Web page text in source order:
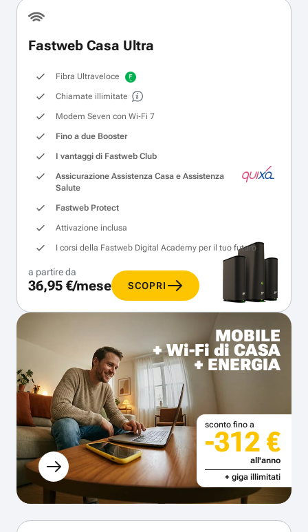
Fastweb Casa Ultra
Fibra Ultraveloce
Chiamate illimitate
Modem Seven con Wi‑Fi 7
Fino a due Booster
I vantaggi di Fastweb Club
Assicurazione Assistenza Casa e Assistenza
Salute
Fastweb Protect
Attivazione inclusa
I corsi della Fastweb Digital Academy per il tuo futuro
a partire da
36,95 €/mese SCOPRI
MOBILE
+ Wi-Fi di CASA
+ ENERGIA
sconto fino a
-312 €
all'anno
+ giga illimitati